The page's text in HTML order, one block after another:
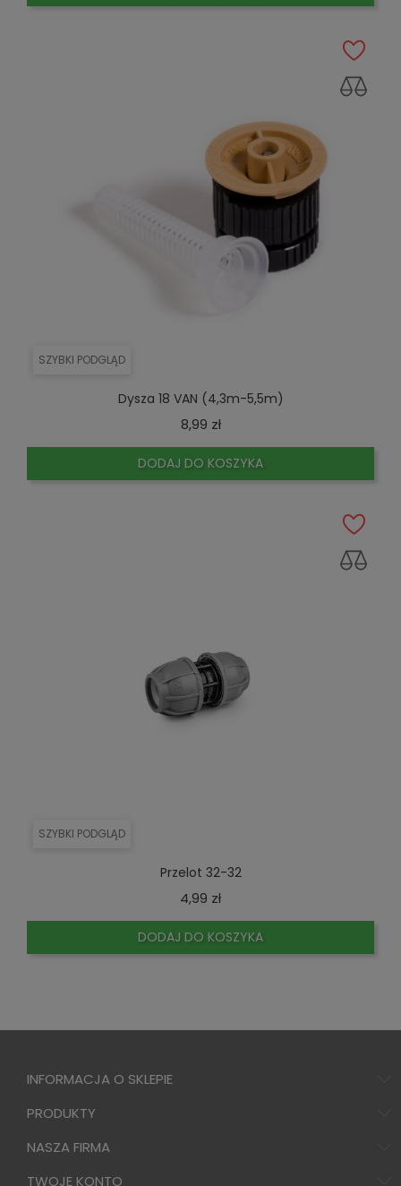
SZYBKI PODGLĄD
Dysza 18 VAN (4,3m-5,5m)
8,99 złCena
DODAJ DO KOSZYKA
SZYBKI PODGLĄD
Przelot 32-32
4,99 złCena
DODAJ DO KOSZYKA
INFORMACJA O SKLEPIE
PRODUKTY
NASZA FIRMA
TWOJE KONTO